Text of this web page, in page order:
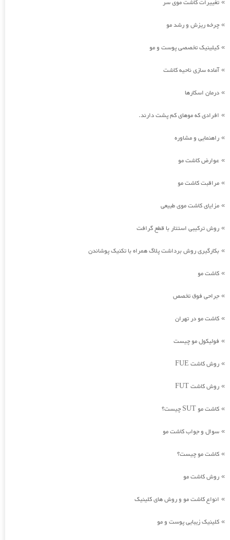
» تغییرات کاشت موی سر
» چرخه ریزش و رشد مو
» کیلینیک تخصصی پوست و مو
»آماده سازی ناحیه کاشت
» درمان اسکارها
» افرادی که موهای کم پشت دارند.
» راهنمایی و مشاوره
» عوارض کاشت مو
» مراقبت کاشت مو
» مزایای کاشت موی طبیعی
» روش ترکیبی استتار با قطع گرافت
» بکارگیری روش برداشت پلاگ همراه با تکنیک پوشاندن
» کاشت مو
» جراحی فوق تخصص
» کاشت مو در تهران
» فولیکول مو چیست
» روش کاشت FUE
» روش کاشت FUT
» کاشت مو SUT چیست؟
» سوال و جواب کاشت مو
» کاشت مو چیست؟
» روش کاشت مو
» انواع کاشت مو و روش های کلینیک
» کلینیک زیبایی پوست و مو